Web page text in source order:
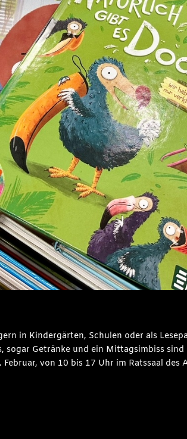
in Kindergärten, Schulen oder als
sogar Getränke und ein Mittagsimbiss
von 10 bis 17 Uhr im Ratssaal des